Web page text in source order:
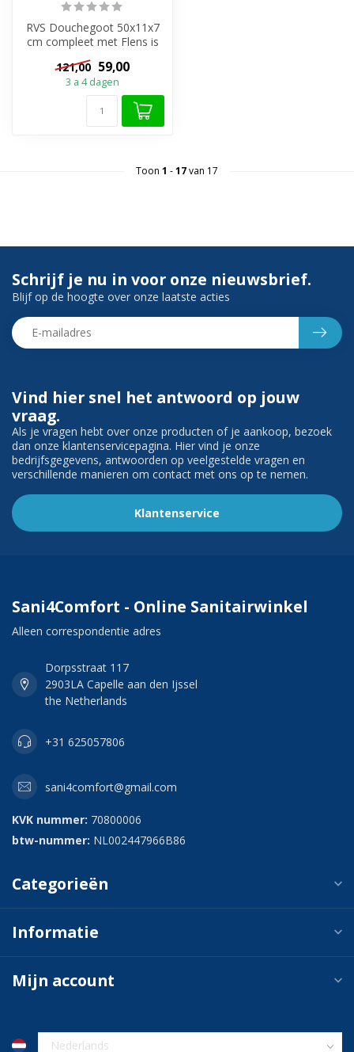
RVS Douchegoot 50x11x7
cm compleet met Flens is
een perfecte keuze als u op
zoek...
121,00 59,00
3 a 4 dagen
Toon 1 -17van 17
Vind hier snel het antwoord op jouw
vraag.
Als je vragen hebt over onze producten of je aankoop, bezoek
dan onze klantenservicepagina. Hier vind je onze
bedrijfsgegevens, antwoorden op veelgestelde vragen en
verschillende manieren om contact met ons op te nemen.
Klantenservice
Schrijf je nu in voor onze nieuwsbrief.
Blijf op de hoogte over onze laatste acties
Sani4Comfort - Online Sanitairwinkel
Alleen correspondentie adres
Dorpsstraat 117
2903LA Capelle aan den Ijssel
the Netherlands
+31 625057806
sani4comfort@gmail.com
KVK nummer: 70800006
btw-nummer: NL002447966B86
Categorieën
Informatie
Mijn account